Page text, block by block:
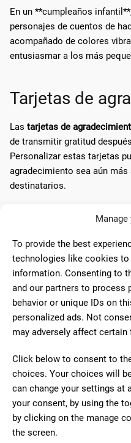
Manage
To provide the best
technologies like cookies
information. Consenting to
and our partners to process
behavior or unique IDs on
personalized ads. Not
may adversely affect
Click below to consent to
choices. Your choices will
can change your settings at
your consent, by using the
by clicking on the manage
the screen.
En un **cumpleaños
personajes de cuentos de
acompañado de colores
entusiasmar a los más
Tarjetas de
Las tarjetas de
de transmitir gratitud
Personalizar estas tarjetas
agradecimiento sea aún
destinatarios.
Diseño y
Al diseñar tarjetas de
personales y reflejen el
**caligrafía a mano** o
hacer que las tarjetas se
La adición de una nota
que la tarjeta sea aún más
del evento, que añadan un
Selección de
La elección de los
de alta calidad** como el